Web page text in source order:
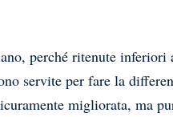
perché ritenute
servite per fare la
migliorata, ma